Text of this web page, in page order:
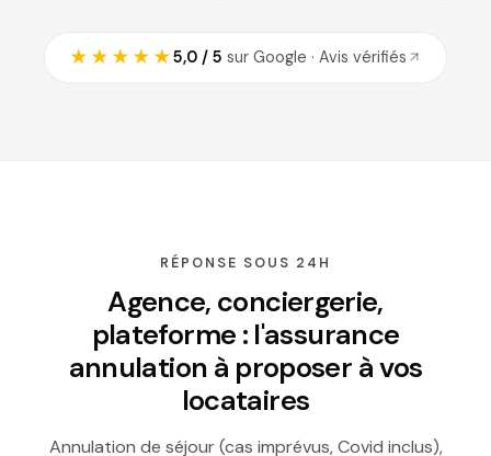
★★★★★5,0 / 5 sur Google · Avis vérifiés
RÉPONSE SOUS 24H
Agence, conciergerie,
plateforme : l'assurance
annulation à proposer à vos
locataires
Annulation de séjour (cas imprévus, Covid inclus),